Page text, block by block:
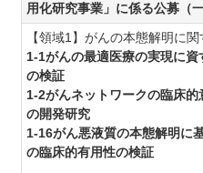
用化研究事業」に係る公募（一
【領域1】がんの本態解明に
1-1がんの最適医療の実現に
の検証
1-2がんネットワークの臨床
の開発研究
1-16がん悪液質の本態解明に
の臨床的有用性の検証